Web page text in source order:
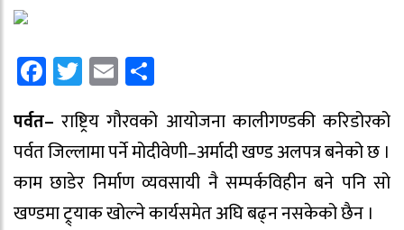
Facebook
Twitter
Email
पर्वत– राष्ट्रिय गौरवको आयोजना कालीगण्डकी करिडोरको
पर्वत जिल्लामा पर्ने मोदीवेणी–अर्मादी खण्ड अलपत्र बनेको छ ।
काम छाडेर निर्माण व्यवसायी नै सम्पर्कविहीन बने पनि सो
खण्डमा ट्र्याक खोल्ने कार्यसमेत अघि बढ्न नसकेको छैन ।